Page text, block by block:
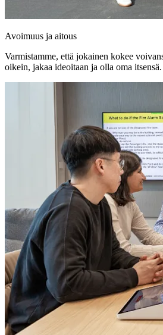
Avoimuus ja aitous
Varmistamme, että jokainen kokee
oikein, jakaa ideoitaan ja olla oma itsensä.